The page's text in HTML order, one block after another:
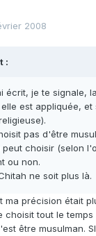
2008
:
écrit, je te signale,
est appliquée,
pas d'être
choisir (selon
ou non.
ne soit plus là.
ma précision était
choisit tout le
être musulman.